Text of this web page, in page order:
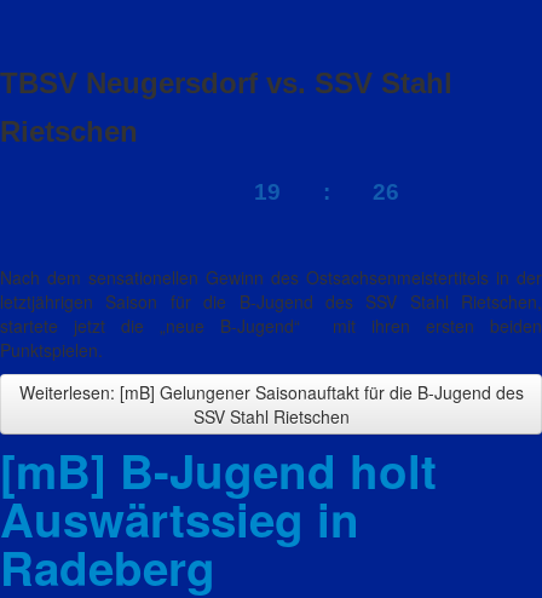
TBSV Neugersdorf vs. SSV Stahl
Rietschen
19 : 26
Nach dem sensationellen Gewinn des Ostsachsenmeistertitels in der
letztjährigen Saison für die B-Jugend des SSV Stahl Rietschen,
startete jetzt die „neue B-Jugend“ mit ihren ersten beiden
Punktspielen.
Weiterlesen: [mB] Gelungener Saisonauftakt für die B-Jugend des
SSV Stahl Rietschen
[mB] B-Jugend holt
Auswärtssieg in
Radeberg